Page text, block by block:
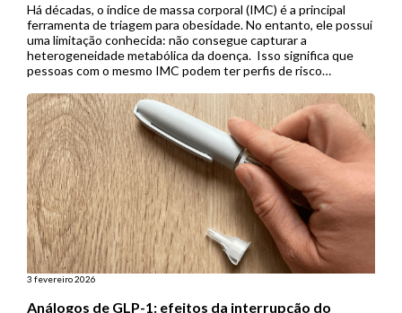
Há décadas, o índice de massa corporal (IMC) é a principal
ferramenta de triagem para obesidade. No entanto, ele possui
uma limitação conhecida: não consegue capturar a
heterogeneidade metabólica da doença. Isso significa que
pessoas com o mesmo IMC podem ter perfis de risco
acabam sem diagnóstico ou tratamento […]
3 fevereiro 2026
Análogos de GLP-1: efeitos da interrupção do